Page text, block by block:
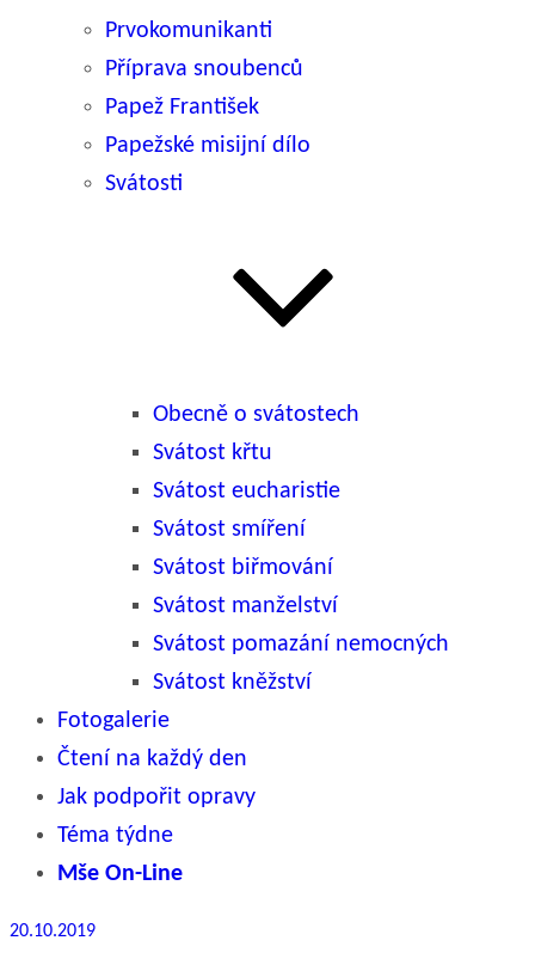
Prvokomunikanti
Příprava snoubenců
Papež František
Papežské misijní dílo
Svátosti
Obecně o svátostech
Svátost křtu
Svátost eucharistie
Svátost smíření
Svátost biřmování
Svátost manželství
Svátost pomazání nemocných
Svátost kněžství
Fotogalerie
Čtení na každý den
Jak podpořit opravy
Téma týdne
Mše On-Line
Publikováno
20.10.2019